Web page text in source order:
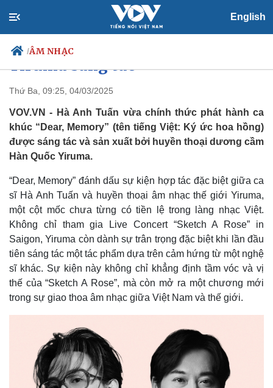
English
/ÂM NHẠC
Chính trị
Đảng
Tổ chức nhân sự
Quốc hội
Xã hội
Tin 24h
Dự báo thời tiết
Việc làm
Biển đảo
Hà Anh Tuấn trình làng ca khúc
do huyền thoại dương cầm
Yiruma sáng tác
Thứ Ba, 09:25, 04/03/2025
VOV.VN - Hà Anh Tuấn vừa chính thức phát hành ca
khúc “Dear, Memory” (tên tiếng Việt: Ký ức hoa hồng)
được sáng tác và sản xuất bởi huyền thoại dương cầm
Hàn Quốc Yiruma.
“Dear, Memory” đánh dấu sự kiện hợp tác đặc biệt giữa ca
sĩ Hà Anh Tuấn và huyền thoại âm nhạc thế giới Yiruma,
một cột mốc chưa từng có tiền lệ trong làng nhạc Việt.
Không chỉ tham gia Live Concert “Sketch A Rose” in
Saigon, Yiruma còn dành sự trân trọng đặc biệt khi lần đầu
tiên sáng tác một tác phẩm dựa trên cảm hứng từ một nghệ
sĩ khác. Sự kiện này không chỉ khẳng định tầm vóc và vị
thế của “Sketch A Rose”, mà còn mở ra một chương mới
trong sự giao thoa âm nhạc giữa Việt Nam và thế giới.